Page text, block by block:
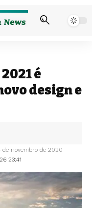
é
design e
23:41
de novembro de 2020